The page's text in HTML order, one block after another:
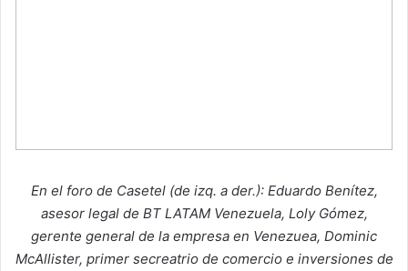
En el foro de Casetel (de izq. a der.): Eduardo Benítez,
asesor legal de BT LATAM Venezuela, Loly Gómez,
gerente general de la empresa en Venezuea, Dominic
McAllister, primer secreatrio de comercio e inversiones de